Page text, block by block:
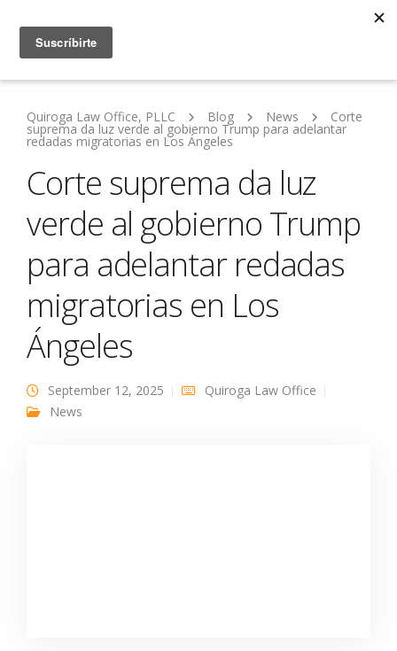
Quiroga Law Office, PLLC Blog News Corte
suprema da luz verde al gobierno Trump para adelantar
redadas migratorias en Los Ángeles
Corte suprema da luz
verde al gobierno Trump
para adelantar redadas
migratorias en Los
Ángeles
September 12, 2025
Quiroga Law Office
News